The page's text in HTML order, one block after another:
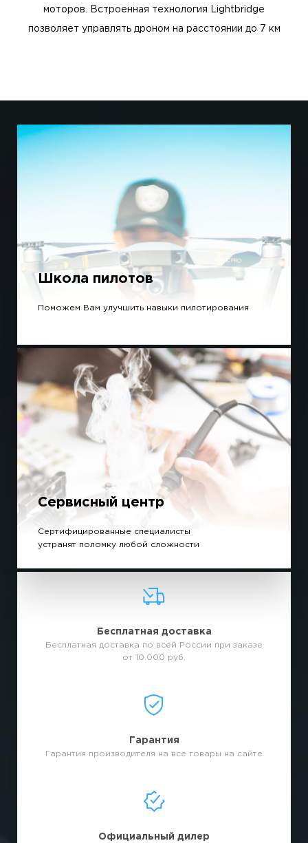
моторов. Встроенная технология Lightbridge
позволяет управлять дроном на расстоянии до 7 км
Школа пилотов
Поможем Вам улучшить навыки пилотирования
Сервисный центр
Сертифицированные специалисты
устранят поломку любой сложности
Бесплатная доставка
Бесплатная доставка по всей России при заказе
от 10.000 руб.
Гарантия
Гарантия производителя на все товары на сайте
Официальный дилер